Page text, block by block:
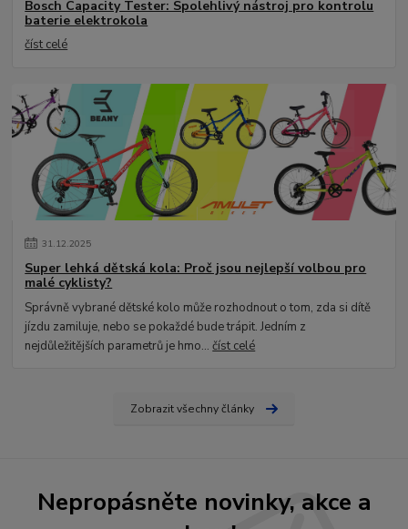
Bosch Capacity Tester: Spolehlivý nástroj pro kontrolu
baterie elektrokola
číst celé
31.12.2025
Super lehká dětská kola: Proč jsou nejlepší volbou pro
malé cyklisty?
Správně vybrané dětské kolo může rozhodnout o tom, zda si dítě
jízdu zamiluje, nebo se pokaždé bude trápit. Jedním z
nejdůležitějších parametrů je hmo...číst celé
Zobrazit všechny články
Nepropásněte novinky, akce a